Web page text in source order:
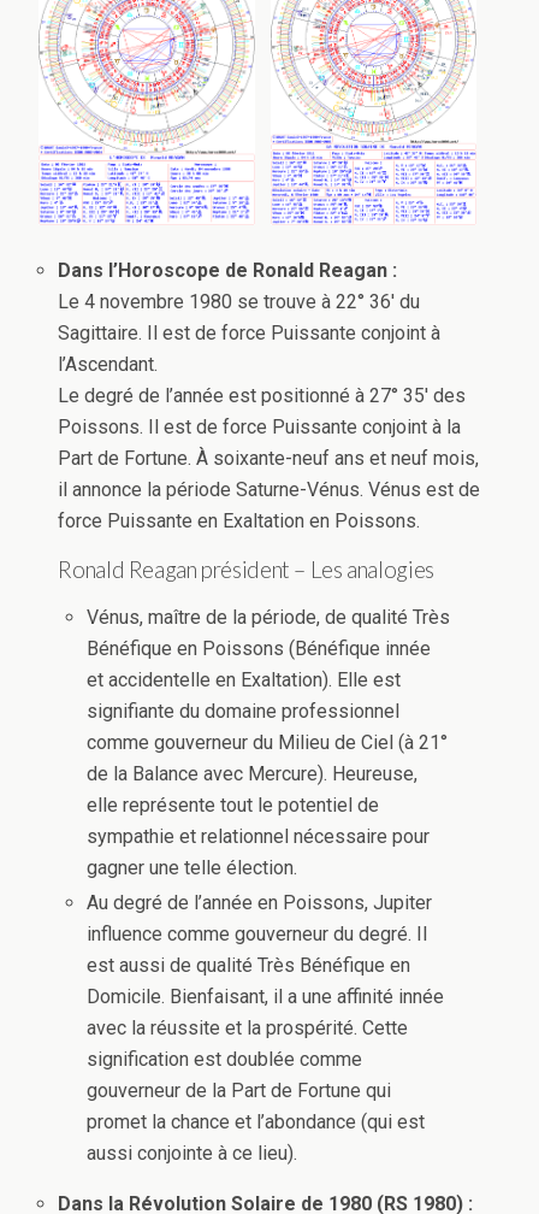
Dans l’Horoscope de Ronald Reagan :
Le 4 novembre 1980 se trouve à 22° 36′ du
Sagittaire. Il est de force Puissante conjoint à
l’Ascendant.
Le degré de l’année est positionné à 27° 35′ des
Poissons. Il est de force Puissante conjoint à la
Part de Fortune. À soixante-neuf ans et neuf mois,
il annonce la période Saturne-Vénus. Vénus est de
force Puissante en Exaltation en Poissons.
Ronald Reagan président – Les analogies
Vénus, maître de la période, de qualité Très
Bénéfique en Poissons (Bénéfique innée
et accidentelle en Exaltation). Elle est
signifiante du domaine professionnel
comme gouverneur du Milieu de Ciel (à 21°
de la Balance avec Mercure). Heureuse,
elle représente tout le potentiel de
sympathie et relationnel nécessaire pour
gagner une telle élection.
Au degré de l’année en Poissons, Jupiter
influence comme gouverneur du degré. Il
est aussi de qualité Très Bénéfique en
Domicile. Bienfaisant, il a une affinité innée
avec la réussite et la prospérité. Cette
signification est doublée comme
gouverneur de la Part de Fortune qui
promet la chance et l’abondance (qui est
aussi conjointe à ce lieu).
Dans la Révolution Solaire de 1980 (RS 1980) :